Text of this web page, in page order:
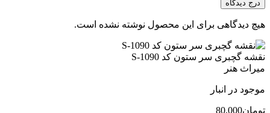
درج دیدگاه
هیچ دیدگاهی برای این محصول نوشته نشده است.
نقشه گچبری سر ستون کد S-1090
میراث هنر
موجود در انبار
تومان80.000